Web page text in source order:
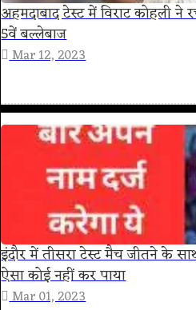
अहमदाबाद टेस्ट में विराट कोहली
5वें बल्लेबाज
Mar 12, 2023
इंदौर में तीसरा टेस्ट मैच जीतने के
ऐसा कोई नहीं कर पाया
Mar 01, 2023